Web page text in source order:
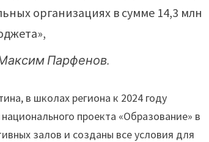
организациях в сумме 14,3 млн
Парфенов.
в школах региона к 2024 году
проекта «Образование» в
залов и созданы все условия для